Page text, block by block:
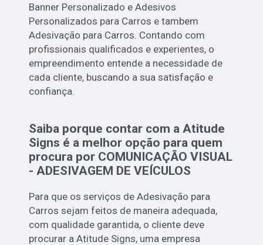
Banner Personalizado e Adesivos
Personalizados para Carros e tambem
Adesivação para Carros. Contando com
profissionais qualificados e experientes, o
empreendimento entende a necessidade de
cada cliente, buscando a sua satisfação e
confiança.
Saiba porque contar com a Atitude
Signs é a melhor opção para quem
procura por COMUNICAÇÃO VISUAL
- ADESIVAGEM DE VEÍCULOS
Para que os serviços de Adesivação para
Carros sejam feitos de maneira adequada,
com qualidade garantida, o cliente deve
procurar a Atitude Signs, uma empresa